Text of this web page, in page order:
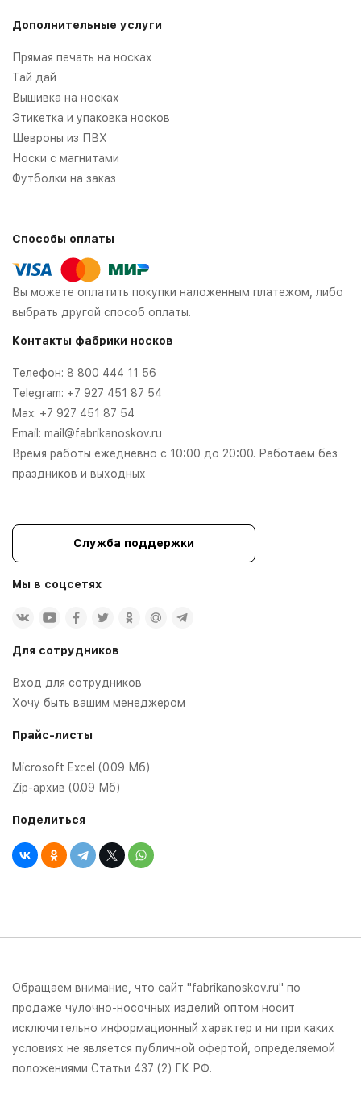
Дополнительные услуги
Прямая печать на носках
Тай дай
Вышивка на носках
Этикетка и упаковка носков
Шевроны из ПВХ
Носки с магнитами
Футболки на заказ
Способы оплаты
Вы можете оплатить покупки наложенным платежом, либо
выбрать другой способ оплаты.
Контакты фабрики носков
Телефон: 8 800 444 11 56
Telegram: +7 927 451 87 54
Max: +7 927 451 87 54
Email: mail@fabrikanoskov.ru
Время работы ежедневно с 10:00 до 20:00. Работаем без
праздников и выходных
Служба поддержки
Мы в соцсетях
Для сотрудников
Вход для сотрудников
Хочу быть вашим менеджером
Прайс-листы
Microsoft Excel (0.09 Мб)
Zip-архив (0.09 Мб)
Поделиться
Обращаем внимание, что сайт "fabrikanoskov.ru" по
продаже чулочно-носочных изделий оптом носит
исключительно информационный характер и ни при каких
условиях не является публичной офертой, определяемой
положениями Статьи 437 (2) ГК РФ.